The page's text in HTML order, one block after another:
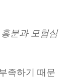
분과 모험심
족하기 때문